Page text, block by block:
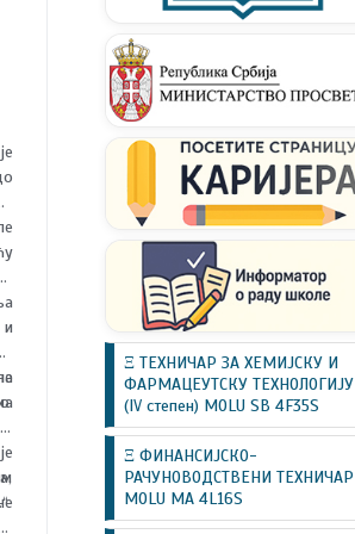
Ξ ТЕХНИЧАР ЗА ХЕМИЈСКУ И
ФАРМАЦЕУТСКУ ТЕХНОЛОГИЈУ
(IV степен) MOLU SB 4F35S
Ξ ФИНАНСИЈСКО-
РАЧУНОВОДСТВЕНИ ТЕХНИЧАР
MOLU MA 4L16S